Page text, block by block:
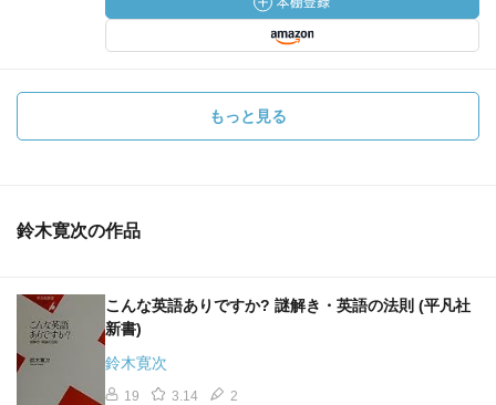
もっと見る
鈴木寛次の作品
こんな英語ありですか? 謎解き・英語の法則 (平凡社
新書)
鈴木寛次
19 3.14 2